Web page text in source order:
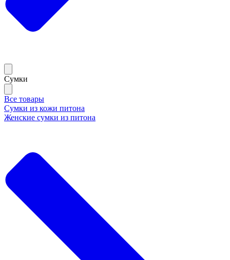
Сумки
Все товары
Сумки из кожи питона
Женские сумки из питона